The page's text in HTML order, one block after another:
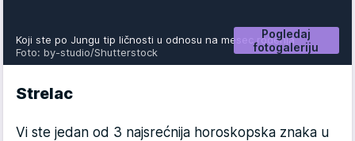
Pogledaj
fotogaleriju
Koji ste po Jungu tip ličnosti u odnosu na mesec rođenja
Foto: by-studio/Shutterstock
Strelac
Vi ste jedan od 3 najsrećnija horoskopska znaka u